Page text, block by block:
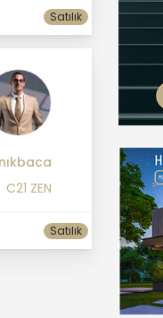
Satılık
C21 ZEN
Satılık